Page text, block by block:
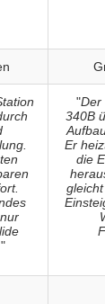
"
"Der
340B
Er
die